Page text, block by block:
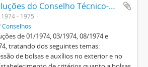
Resoluções do Conselho Técnico-Administrativo (1974-1982)
1974 - 1975
Conselhos
de 01/1974, 03/1974, 08/1974 e
tratando dos seguintes temas:
de bolsas e auxílios no exterior e no